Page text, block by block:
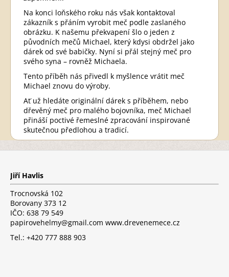
Na konci loňského roku nás však kontaktoval
zákazník s přáním vyrobit meč podle zaslaného
obrázku. K našemu překvapení šlo o jeden z
původních mečů Michael, který kdysi obdržel jako
dárek od své babičky. Nyní si přál stejný meč pro
svého syna – rovněž Michaela.
Tento příběh nás přivedl k myšlence vrátit meč
Michael znovu do výroby.
Ať už hledáte originální dárek s příběhem, nebo
dřevěný meč pro malého bojovníka, meč Michael
přináší poctivé řemeslné zpracování inspirované
skutečnou předlohou a tradicí.
Z
Jiří Havlis
Trocnovská 102
Borovany 373 12
IČO: 638 79 549
papirovehelmy@gmail.com www.drevenemece.cz
Tel.: +420 777 888 903